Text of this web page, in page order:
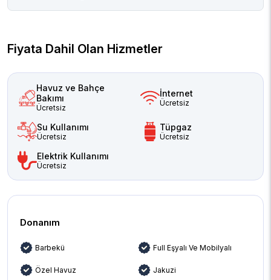
Fiyata Dahil Olan Hizmetler
Havuz ve Bahçe
Bakımı
Ücretsiz
İnternet
Ücretsiz
Su Kullanımı
Ücretsiz
Tüpgaz
Ücretsiz
Elektrik Kullanımı
Ücretsiz
Donanım
Barbekü Full Eşyalı Ve Mobilyalı
Özel Havuz Jakuzi